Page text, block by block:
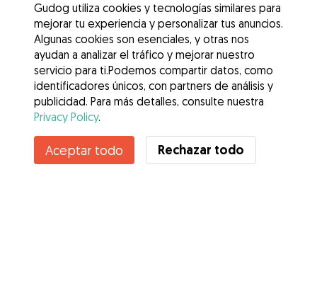
Gudog utiliza cookies y tecnologías similares para
mejorar tu experiencia y personalizar tus anuncios.
Algunas cookies son esenciales, y otras nos
ayudan a analizar el tráfico y mejorar nuestro
servicio para ti.Podemos compartir datos, como
identificadores únicos, con partners de análisis y
publicidad. Para más detalles, consulte nuestra
Privacy Policy.
Aceptar todo Rechazar todo